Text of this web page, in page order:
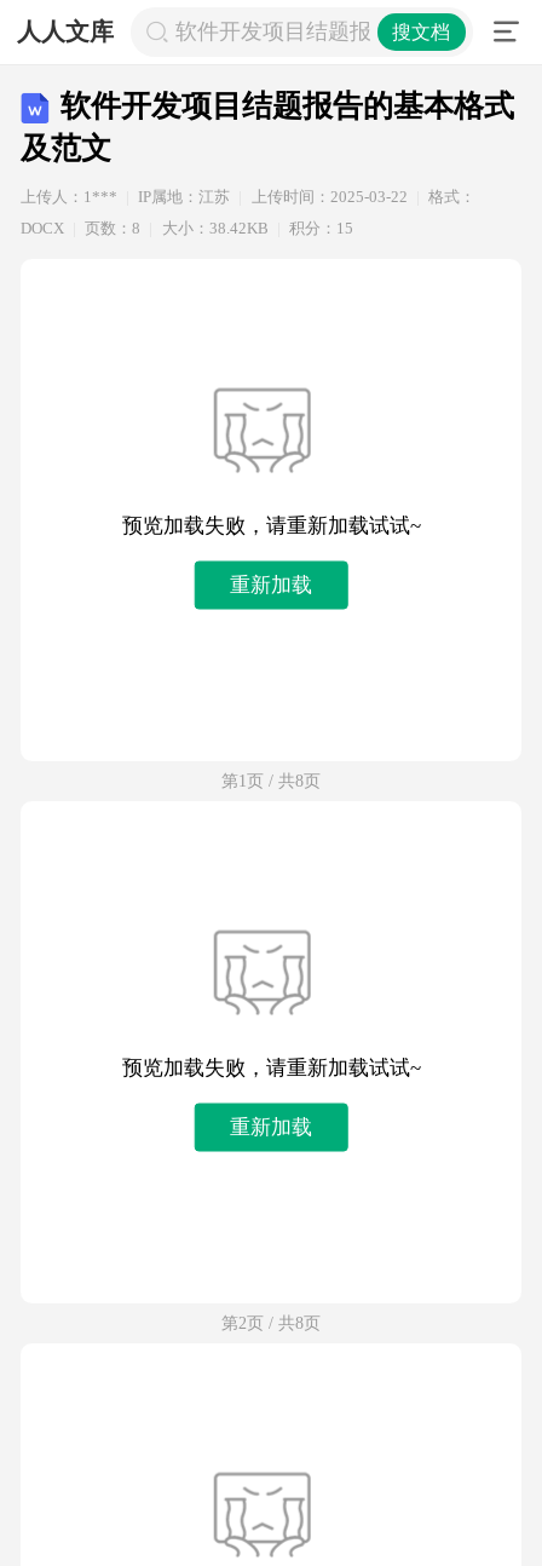
人人文库 软件开发项目结题报告的基本格式及
搜文档
软件开发项目结题报告的基本格式
及范文
上传人：1*** IP属地：江苏 上传时间：2025-03-22
格式：
DOCX
页数：8 大小：38.42KB 积分：15
预览加载失败，请重新加载试试~
重新加载
第1页 / 共8页
预览加载失败，请重新加载试试~
重新加载
第2页 / 共8页